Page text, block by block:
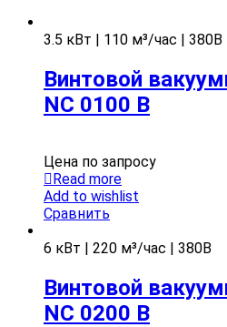
3.5 кВт | 110 м³/час | 380В
Винтовой
NC 0100 B
Цена по запросу
Read more
Add to wishlist
Сравнить
6 кВт | 220 м³/час | 380В
Винтовой
NC 0200 B